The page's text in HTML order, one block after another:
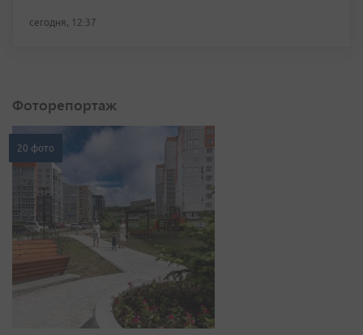
сегодня, 12:37
Фоторепортаж
20 фото